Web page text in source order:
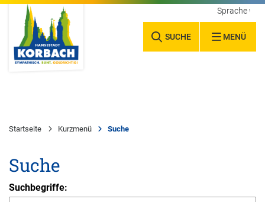
SUCHE MENÜ
Sprache
Startseite Kurzmenü Suche
Suche
Suchbegriffe: